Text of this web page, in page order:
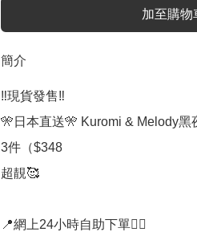
加至購物
簡介
‼️現貨發售‼️
🎌日本直送🎌 Kuromi & Melody黑
3件（$348
超靚🥰
📍網上24小時自助下單👍🏻